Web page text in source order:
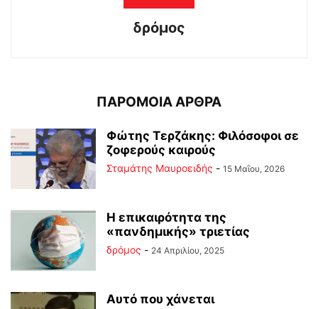
δρόμος
ΠΑΡΟΜΟΙΑ ΑΡΘΡΑ
Φώτης Τερζάκης: Φιλόσοφοι σε
ζοφερούς καιρούς
Σταμάτης Μαυροειδής - 15 Μαΐου, 2026
Η επικαιρότητα της
«πανδημικής» τριετίας
δρόμος - 24 Απριλίου, 2025
Αυτό που χάνεται